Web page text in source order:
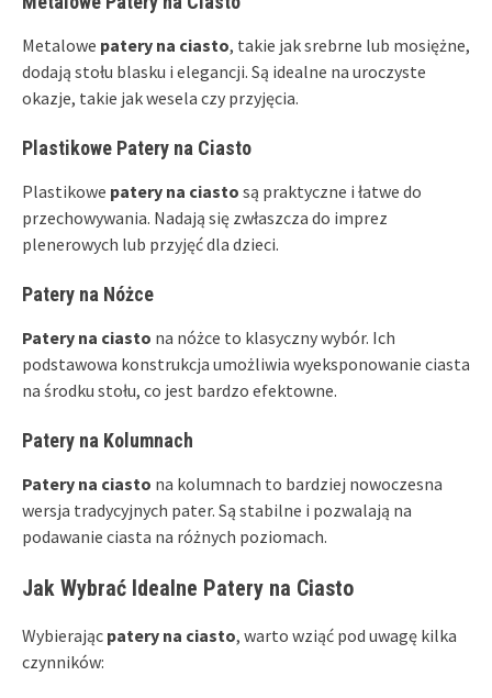
Metalowe patery na ciasto, takie jak srebrne lub mosiężne,
dodają stołu blasku i elegancji. Są idealne na uroczyste
okazje, takie jak wesela czy przyjęcia.
Plastikowe Patery na Ciasto
Plastikowe patery na ciasto są praktyczne i łatwe do
przechowywania. Nadają się zwłaszcza do imprez
plenerowych lub przyjęć dla dzieci.
Patery na Nóżce
Patery na ciasto na nóżce to klasyczny wybór. Ich
podstawowa konstrukcja umożliwia wyeksponowanie ciasta
na środku stołu, co jest bardzo efektowne.
Patery na Kolumnach
Patery na ciasto na kolumnach to bardziej nowoczesna
wersja tradycyjnych pater. Są stabilne i pozwalają na
podawanie ciasta na różnych poziomach.
Jak Wybrać Idealne Patery na Ciasto
Wybierając patery na ciasto, warto wziąć pod uwagę kilka
czynników: